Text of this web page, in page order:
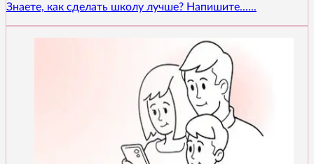
Знаете, как сделать школу лучше? Напишите......